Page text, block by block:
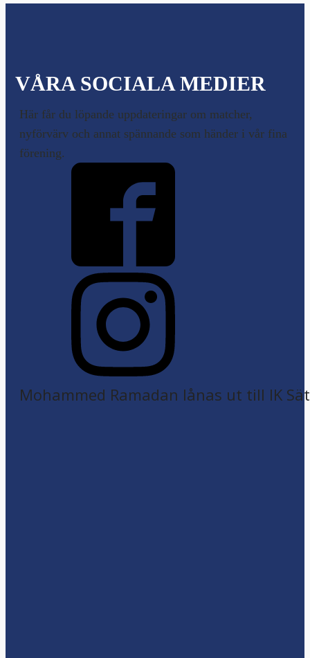
VÅRA SOCIALA MEDIER
Här får du löpande uppdateringar om matcher,
nyförvärv och annat spännande som händer i vår fina
förening.
Mohammed Ramadan lånas ut till IK